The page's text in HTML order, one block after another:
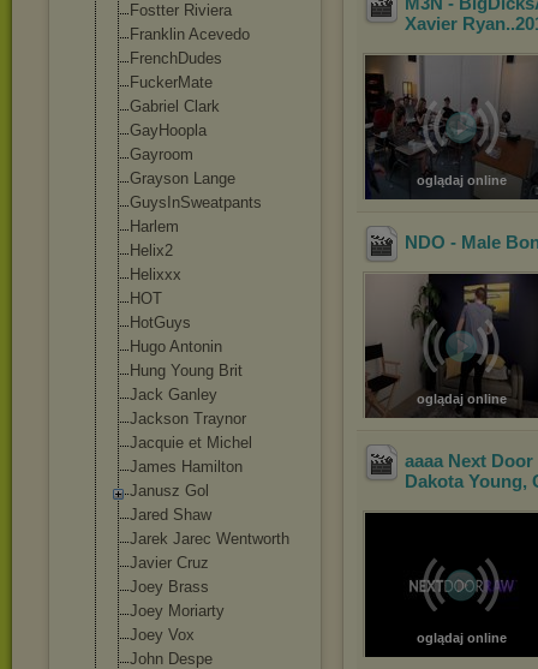
Fostter Riviera
Franklin Acevedo
FrenchDudes
FuckerMate
Gabriel Clark
GayHoopla
Gayroom
Grayson Lange
GuysInSweatpants
Harlem
Helix2
Helixxx
HOT
HotGuys
Hugo Antonin
Hung Young Brit
Jack Ganley
Jackson Traynor
Jacquie et Michel
James Hamilton
Janusz Gol
Jared Shaw
Jarek Jarec Wentworth
Javier Cruz
Joey Brass
Joey Moriarty
Joey Vox
John Despe
Xavier
oglądaj online
NDO - Male
oglądaj online
aaaa Next
Dakota Young,
oglądaj online